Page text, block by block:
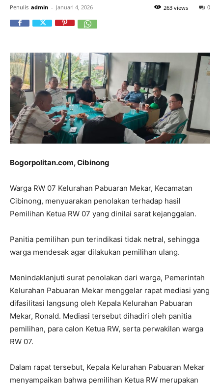
Penulis admin - Januari 4, 2026 0
263 views
Bogorpolitan.com, Cibinong
Warga RW 07 Kelurahan Pabuaran Mekar, Kecamatan
Cibinong, menyuarakan penolakan terhadap hasil
Pemilihan Ketua RW 07 yang dinilai sarat kejanggalan.
Panitia pemilihan pun terindikasi tidak netral, sehingga
warga mendesak agar dilakukan pemilihan ulang.
Menindaklanjuti surat penolakan dari warga, Pemerintah
Kelurahan Pabuaran Mekar menggelar rapat mediasi yang
difasilitasi langsung oleh Kepala Kelurahan Pabuaran
Mekar, Ronald. Mediasi tersebut dihadiri oleh panitia
pemilihan, para calon Ketua RW, serta perwakilan warga
RW 07.
Dalam rapat tersebut, Kepala Kelurahan Pabuaran Mekar
menyampaikan bahwa pemilihan Ketua RW merupakan